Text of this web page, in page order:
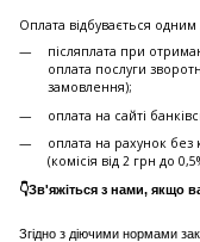
Оплата відбувається одним
післяплата при
оплата послуги
замовлення);
оплата на сайті
оплата на рахунок без
(комісія від 2 грн до
👇Зв'яжіться з нами, якщо
Згідно з діючими нормами